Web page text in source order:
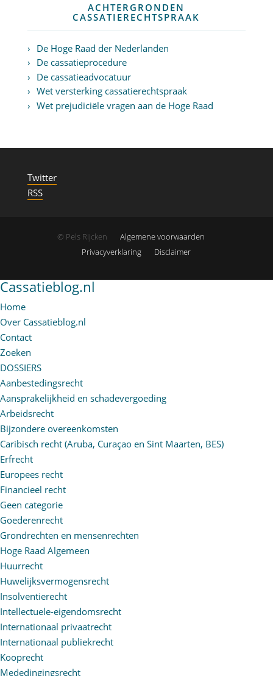
ACHTERGRONDEN
CASSATIERECHTSPRAAK
De Hoge Raad der Nederlanden
De cassatieprocedure
De cassatieadvocatuur
Wet versterking cassatierechtspraak
Wet prejudiciële vragen aan de Hoge Raad
Twitter
RSS
© Pels Rijcken
Algemene voorwaarden
Privacyverklaring
Disclaimer
Cassatieblog.nl
Home
Over Cassatieblog.nl
Contact
Zoeken
DOSSIERS
Aanbestedingsrecht
Aansprakelijkheid en schadevergoeding
Arbeidsrecht
Bijzondere overeenkomsten
Caribisch recht (Aruba, Curaçao en Sint Maarten, BES)
Erfrecht
Europees recht
Financieel recht
Geen categorie
Goederenrecht
Grondrechten en mensenrechten
Hoge Raad Algemeen
Huurrecht
Huwelijksvermogensrecht
Insolventierecht
Intellectuele-eigendomsrecht
Internationaal privaatrecht
Internationaal publiekrecht
Kooprecht
Mededingingsrecht